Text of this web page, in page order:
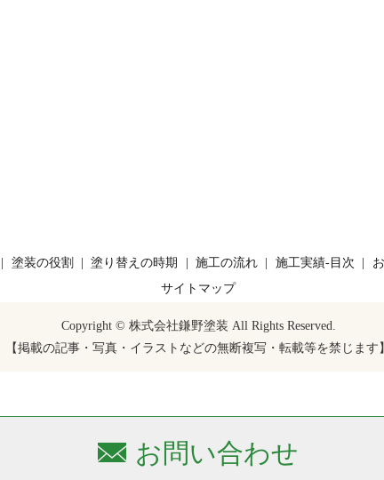
お問い合わせ
塗装の役割 塗り替えの時期 施工の流れ 施工実績-目次
サイトマップ
Copyright © 株式会社鎌野塗装 All Rights Reserved.
【掲載の記事・写真・イラストなどの無断複写・転載等を禁じます】